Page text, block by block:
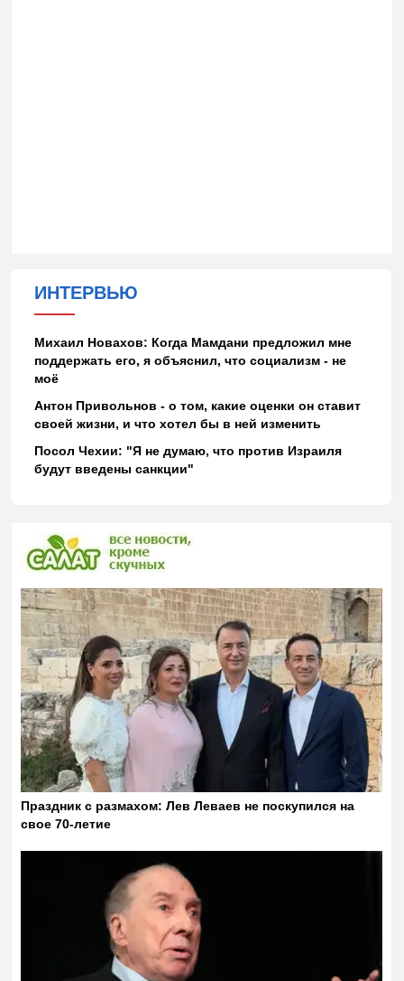
ИНТЕРВЬЮ
Михаил Новахов: Когда Мамдани предложил мне
поддержать его, я объяснил, что социализм - не
моё
Антон Привольнов - о том, какие оценки он ставит
своей жизни, и что хотел бы в ней изменить
Посол Чехии: "Я не думаю, что против Израиля
будут введены санкции"